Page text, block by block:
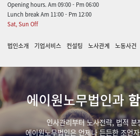
Opening hours. Am 09:00 - Pm 06:00
Lunch break Am 11:00 - Pm 12:00
Sat, Sun Off
법인소개 기업서비스 컨설팅 노사관계 노동사건
에이원노무법인과
인사관리부터 노사전략, 법적 분
에이원노무법인은 언제나 든든한 조언